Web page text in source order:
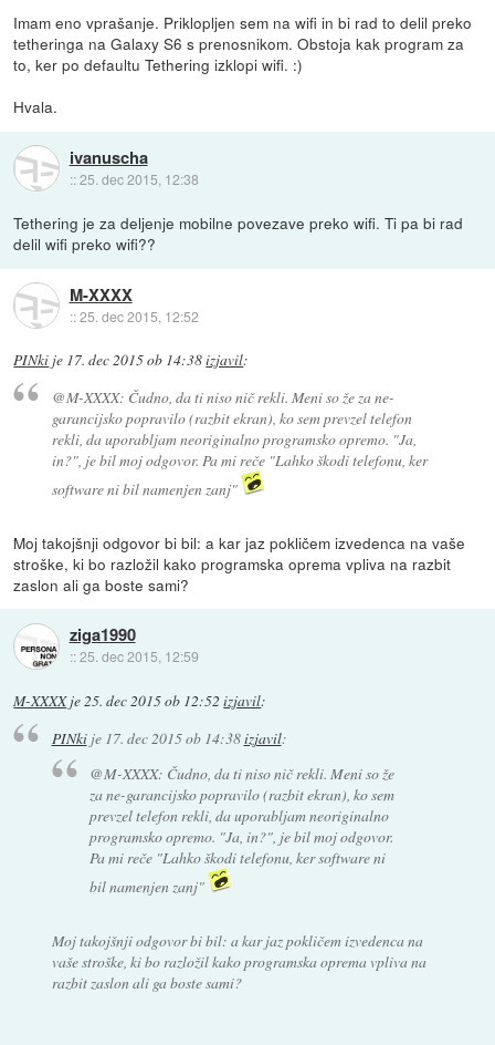
Imam eno vprašanje. Priklopljen sem na wifi in bi rad to delil preko
tetheringa na Galaxy S6 s prenosnikom. Obstoja kak program za
to, ker po defaultu Tethering izklopi wifi. :)
Hvala.
ivanuscha
::25. dec 2015, 12:38
Tethering je za deljenje mobilne povezave preko wifi. Ti pa bi rad
delil wifi preko wifi??
M-XXXX
::25. dec 2015, 12:52
PINki je 17. dec 2015 ob 14:38izjavil:
@M-XXXX: Čudno, da ti niso nič rekli. Meni so že za ne-
garancijsko popravilo (razbit ekran), ko sem prevzel telefon
rekli, da uporabljam neoriginalno programsko opremo. "Ja,
in?", je bil moj odgovor. Pa mi reče "Lahko škodi telefonu, ker
software ni bil namenjen zanj"
Moj takojšnji odgovor bi bil: a kar jaz pokličem izvedenca na vaše
stroške, ki bo razložil kako programska oprema vpliva na razbit
zaslon ali ga boste sami?
ziga1990
::25. dec 2015, 12:59
M-XXXXje25. dec 2015 ob 12:52 izjavil:
PINkije 17. dec 2015 ob 14:38izjavil:
@M-XXXX: Čudno, da ti niso nič rekli. Meni so že
za ne-garancijsko popravilo (razbit ekran), ko sem
prevzel telefon rekli, da uporabljam neoriginalno
programsko opremo. "Ja, in?", je bil moj odgovor.
Pa mi reče "Lahko škodi telefonu, ker software ni
bil namenjen zanj"
Moj takojšnji odgovor bi bil: a kar jaz pokličem izvedenca na
vaše stroške, ki bo razložil kako programska oprema vpliva na
razbit zaslon ali ga boste sami?